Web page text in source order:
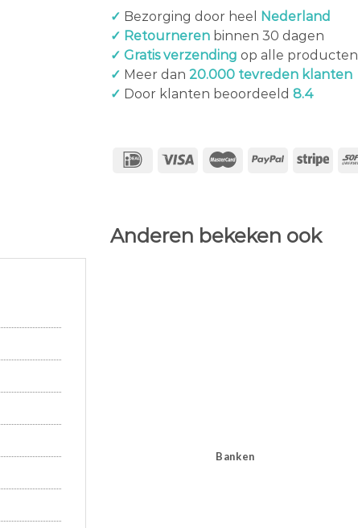
✓ Bezorging door heel
Nederland
✓ Retourneren binnen 30 dagen
✓ Gratis verzending op alle producten
✓ Meer dan 20.000 tevreden klanten
✓ Door klanten beoordeeld 8.4
Anderen bekeken ook
Banken